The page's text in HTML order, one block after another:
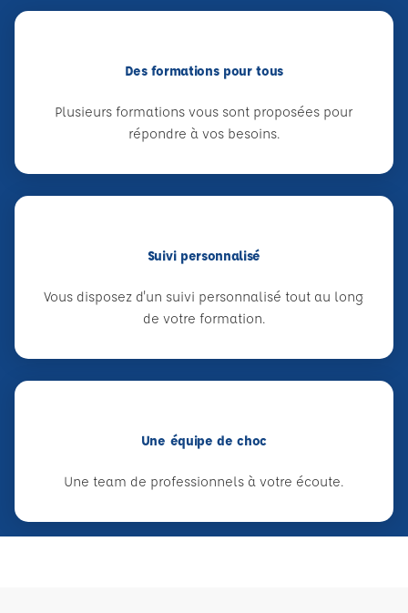
Des formations pour tous
Plusieurs formations vous sont proposées pour
répondre à vos besoins.
Suivi personnalisé
Vous disposez d'un suivi personnalisé tout au long
de votre formation.
Une équipe de choc
Une team de professionnels à votre écoute.